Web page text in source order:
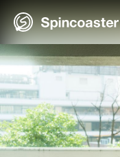
content